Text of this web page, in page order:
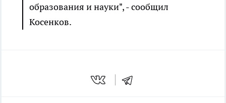
образования и науки", - сообщил
Косенков.